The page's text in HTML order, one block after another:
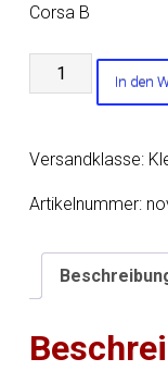
Corsa B
Spurverbreiterung
Set
inkl.
für
Corsa
In den
Versandklasse:
Artikelnummer: